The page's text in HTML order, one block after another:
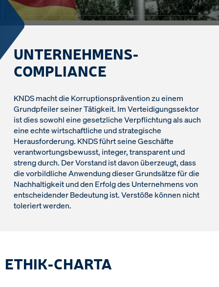
UNTERNEHMENS-
COMPLIANCE
KNDS macht die Korruptionsprävention zu einem
Grundpfeiler seiner Tätigkeit. Im Verteidigungssektor
ist dies sowohl eine gesetzliche Verpflichtung als auch
eine echte wirtschaftliche und strategische
Herausforderung. KNDS führt seine Geschäfte
verantwortungsbewusst, integer, transparent und
streng durch. Der Vorstand ist davon überzeugt, dass
die vorbildliche Anwendung dieser Grundsätze für die
Nachhaltigkeit und den Erfolg des Unternehmens von
entscheidender Bedeutung ist. Verstöße können nicht
toleriert werden.
ETHIK-CHARTA